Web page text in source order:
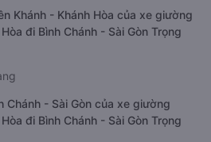
Khánh - Khánh Hòa của xe giường
đi Bình Chánh - Sài Gòn Trọng
Chánh - Sài Gòn của xe giường
đi Bình Chánh - Sài Gòn Trọng